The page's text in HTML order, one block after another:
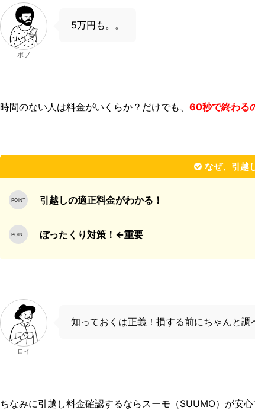
ボブ
5万円も。。
時間のない人は料金がいくらか？ だけでも、 60秒で終わる
なぜ、引越
引越しの適正料金がわかる！
ぼったくり対策！←重要
ロイ
知っておくは正義！損する前にちゃんと調
ちなみに引越し料金確認するならスーモ（SUUMO）が安心